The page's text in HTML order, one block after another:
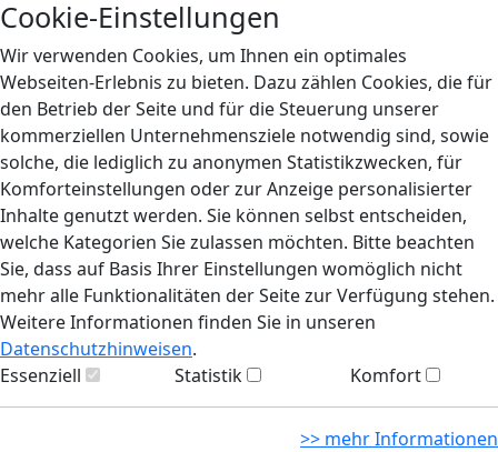
Cookie-Einstellungen
Wir verwenden Cookies, um Ihnen ein optimales
Webseiten-Erlebnis zu bieten. Dazu zählen Cookies, die für
den Betrieb der Seite und für die Steuerung unserer
kommerziellen Unternehmensziele notwendig sind, sowie
solche, die lediglich zu anonymen Statistikzwecken, für
Komforteinstellungen oder zur Anzeige personalisierter
Inhalte genutzt werden. Sie können selbst entscheiden,
welche Kategorien Sie zulassen möchten. Bitte beachten
Sie, dass auf Basis Ihrer Einstellungen womöglich nicht
mehr alle Funktionalitäten der Seite zur Verfügung stehen.
Weitere Informationen finden Sie in unseren
Datenschutzhinweisen.
Essenziell
Statistik Komfort
>> mehr Informationen